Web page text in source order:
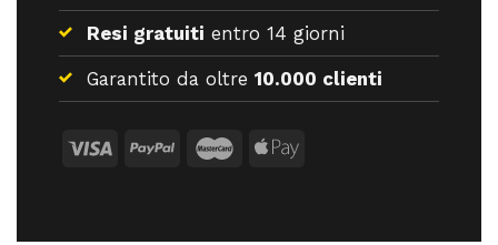
Resi gratuiti entro 14 giorni
Garantito da oltre 10.000 clienti